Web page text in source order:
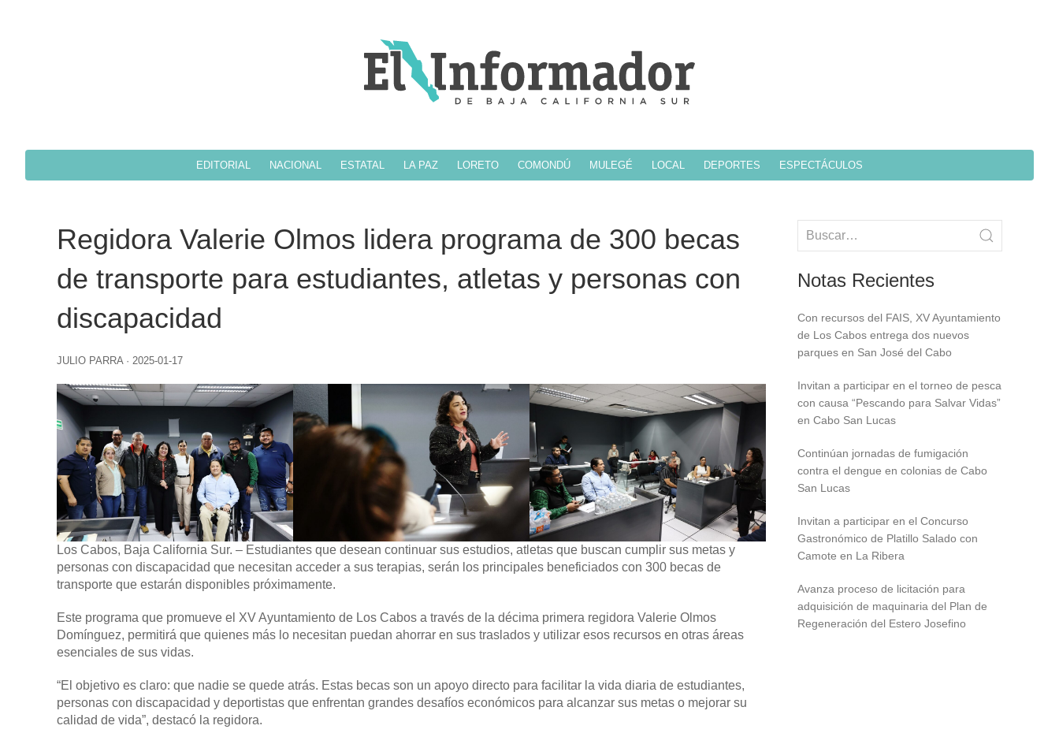
EDITORIAL NACIONAL ESTATAL LA PAZ LORETO COMONDÚ MULEGÉ LOCAL DEPORTES ESPECTÁCULOS
Regidora Valerie Olmos lidera programa de 300 becas
de transporte para estudiantes, atletas y personas con
discapacidad
JULIO PARRA · 2025-01-17
Los Cabos, Baja California Sur. – Estudiantes que desean continuar sus estudios, atletas que buscan cumplir sus metas y
personas con discapacidad que necesitan acceder a sus terapias, serán los principales beneficiados con 300 becas de
transporte que estarán disponibles próximamente.
Este programa que promueve el XV Ayuntamiento de Los Cabos a través de la décima primera regidora Valerie Olmos
Domínguez, permitirá que quienes más lo necesitan puedan ahorrar en sus traslados y utilizar esos recursos en otras áreas
esenciales de sus vidas.
“El objetivo es claro: que nadie se quede atrás. Estas becas son un apoyo directo para facilitar la vida diaria de estudiantes,
personas con discapacidad y deportistas que enfrentan grandes desafíos económicos para alcanzar sus metas o mejorar su
calidad de vida”, destacó la regidora.
Notas Recientes
Con recursos del FAIS, XV Ayuntamiento
de Los Cabos entrega dos nuevos
parques en San José del Cabo
Invitan a participar en el torneo de pesca
con causa “Pescando para Salvar Vidas”
en Cabo San Lucas
Continúan jornadas de fumigación
contra el dengue en colonias de Cabo
San Lucas
Invitan a participar en el Concurso
Gastronómico de Platillo Salado con
Camote en La Ribera
Avanza proceso de licitación para
adquisición de maquinaria del Plan de
Regeneración del Estero Josefino